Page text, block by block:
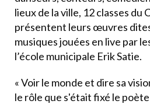
lieux de la ville, 12 classes du
présentent leurs œuvres
musiques jouées en live par
l’école municipale Erik Satie.
« Voir le monde et dire sa
le rôle que s'était fixé le